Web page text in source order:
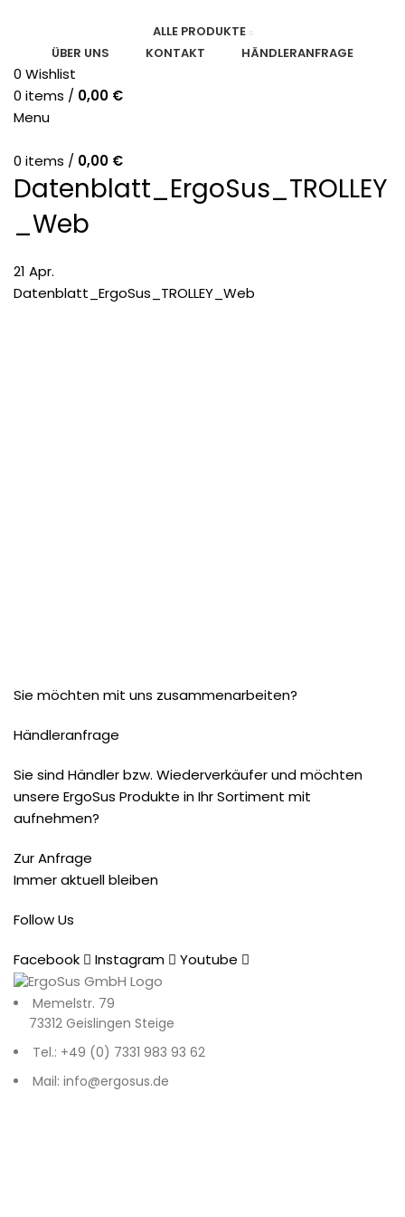
ALLE PRODUKTE
ÜBER UNS
KONTAKT HÄNDLERANFRAGE
0 Wishlist
0 items / 0,00 €
Menu
0 items / 0,00 €
Datenblatt_ErgoSus_TROLLEY
_Web
21 Apr.
Datenblatt_ErgoSus_TROLLEY_Web
Sie möchten mit uns zusammenarbeiten?
Händleranfrage
Sie sind Händler bzw. Wiederverkäufer und möchten
unsere ErgoSus Produkte in Ihr Sortiment mit
aufnehmen?
Zur Anfrage
Immer aktuell bleiben
Follow Us
Facebook
Instagram Youtube
Memelstr. 79
73312 Geislingen Steige
Tel.: +49 (0) 7331 983 93 62
Mail: info@ergosus.de